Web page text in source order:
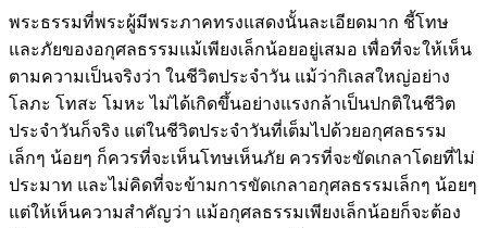
พระธรรมที่พระผู้มีพระภาคทรงแสดงนั้นละเอียดมาก ชี้โทษ
และภัยของอกุศลธรรมแม้เพียงเล็กน้อยอยู่เสมอ เพื่อที่จะให้เห็น
ตามความเป็นจริงว่า ในชีวิตประจำวัน แม้ว่ากิเลสใหญ่อย่าง
โลภะ โทสะ โมหะ ไม่ได้เกิดขึ้นอย่างแรงกล้าเป็นปกติในชีวิต
ประจำวันก็จริง แต่ในชีวิตประจำวันที่เต็มไปด้วยอกุศลธรรม
เล็กๆ น้อยๆ ก็ควรที่จะเห็นโทษเห็นภัย ควรที่จะขัดเกลาโดยที่ไม่
ประมาท และไม่คิดที่จะข้ามการขัดเกลาอกุศลธรรมเล็กๆ น้อยๆ
แต่ให้เห็นความสำคัญว่า แม้อกุศลธรรมเพียงเล็กน้อยก็จะต้อง